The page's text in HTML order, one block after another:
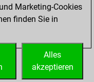
0
Marketing-Cookies
finden Sie in
Alles
akzeptieren